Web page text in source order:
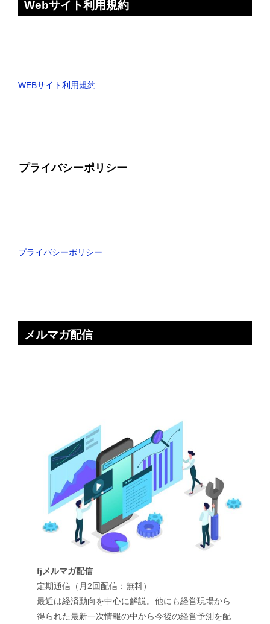
Webサイト利用規約
WEBサイト利用規約
プライバシーポリシー
プライバシーポリシー
メルマガ配信
fjメルマガ配信
定期通信（月2回配信：無料）
最近は経済動向を中心に解説。他にも経営現場から
得られた最新一次情報の中から今後の経営予測を配